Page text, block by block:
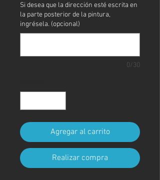
Si desea que la dirección esté escrita en
la parte posterior de la pintura,
ingrésela. (opcional)
0/30
Agregar al carrito
Realizar compra